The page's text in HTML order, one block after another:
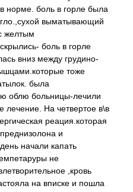
норме. боль в горле была
выматывающий
желтым
боль в горле
вниз между грудино-
тоже
была
облю больницы-лечили
лечение. На четвертое в\в
реация.которая
и
начали капать
не
,кровь
на вписке и пошла